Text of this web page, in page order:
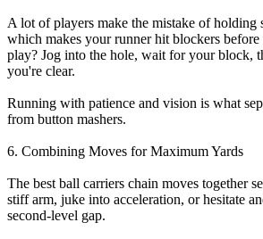
A lot of players make the mistake of holding
which makes your runner hit blockers before
play? Jog into the hole, wait for your block,
you're clear.
Running with patience and vision is what
from button mashers.
6. Combining Moves for Maximum Yards
The best ball carriers chain moves together
stiff arm, juke into acceleration, or hesitate
second-level gap.